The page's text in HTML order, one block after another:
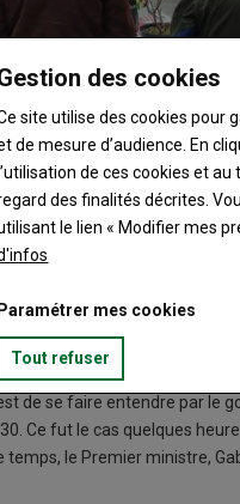
retrouvés aux péages de
et 300 agriculteurs ont
Des tracts ont été
journée afin de limiter la
deux voies
que les automobilistes se
de se faire entendre par le
Ce fut le cas quelques
le Premier ministre,
des cookies
site utilise des cookies pour
de mesure d’audience. En
l’utilisation de ces cookies et
des finalités décrites.
le lien « Modifier mes
Paramétrer mes cookies
Tout refuser